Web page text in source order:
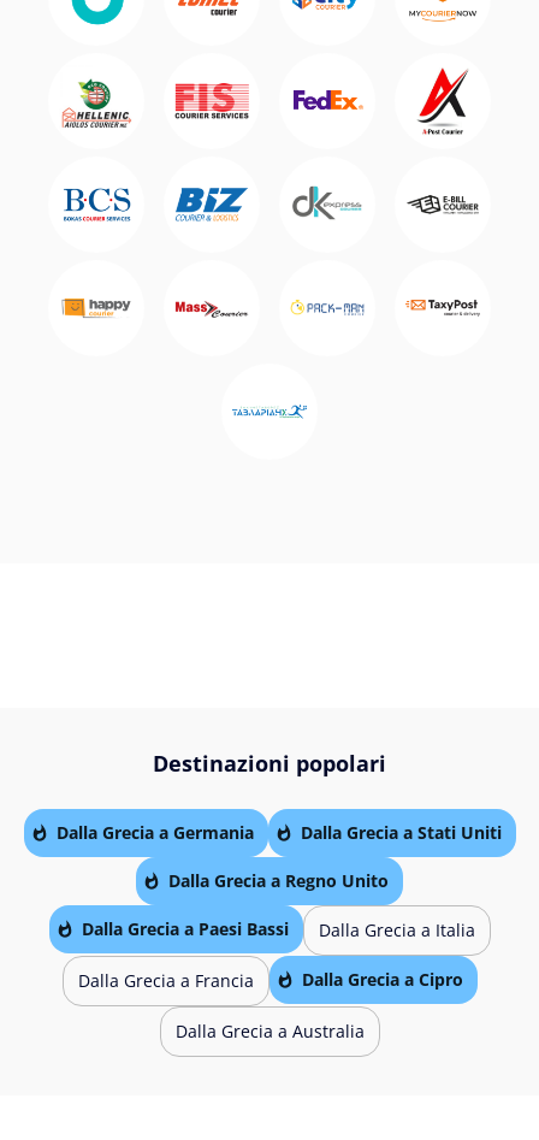
Destinazioni popolari
Dalla Grecia a Germania Dalla Grecia a Stati Uniti
Dalla Grecia a Regno Unito
Dalla Grecia a Paesi Bassi Dalla Grecia a Italia
Dalla Grecia a Francia Dalla Grecia a Cipro
Dalla Grecia a Australia